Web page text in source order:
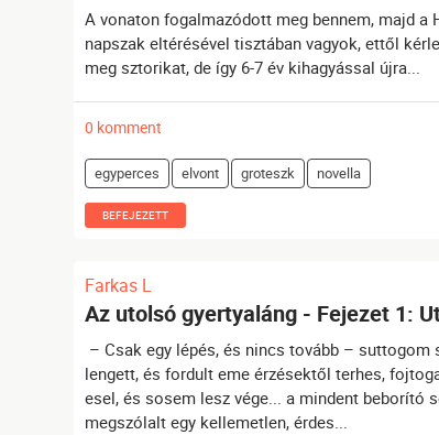
A vonaton fogalmazódott meg bennem, majd a
napszak eltérésével tisztában vagyok, ettől
meg sztorikat, de így 6-7 év kihagyással újra...
0 komment
egyperces elvont groteszk novella
BEFEJEZETT
Farkas L
Az utolsó gyertyaláng - Fejezet 1:
– Csak egy lépés, és nincs tovább –
lengett, és fordult eme érzésektől terhes,
esel, és sosem lesz vége... a mindent
megszólalt egy kellemetlen, érdes...